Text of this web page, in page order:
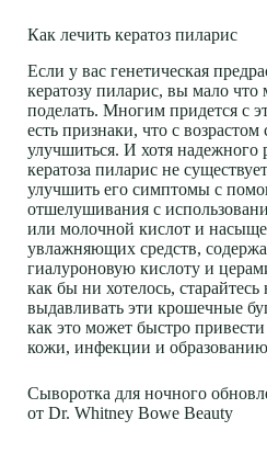
Как лечить кератоз пиларис
Если у вас генетическая
кератозу пиларис, вы мало что
поделать. Многим придется с
есть признаки, что с
улучшиться. И хотя надежного
кератоза пиларис не
улучшить его симптомы с
отшелушивания с
или молочной кислот и
увлажняющих средств,
гиалуроновую кислоту и
как бы ни хотелось,
выдавливать эти крошечные
как это может быстро
кожи, инфекции и
Сыворотка для ночного
от Dr. Whitney Bowe Beauty